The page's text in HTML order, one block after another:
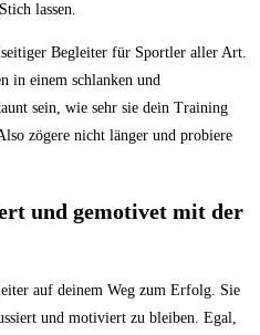
lassen.
Begleiter für Sportler aller Art.
in einem schlanken und
sein, wie sehr sie dein Training
zögere nicht länger und probiere
⁣und gemotivet mit der
auf deinem Weg zum‌ Erfolg. Sie
und motiviert zu bleiben. ⁤Egal,